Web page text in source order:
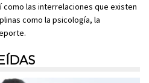
las interrelaciones que existen
como la psicología, la